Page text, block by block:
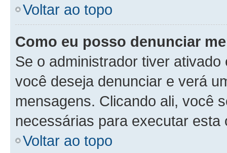
Voltar ao topo
Como eu posso denunciar
Se o administrador tiver
você deseja denunciar e verá
mensagens. Clicando ali, você
necessárias para executar esta
Voltar ao topo